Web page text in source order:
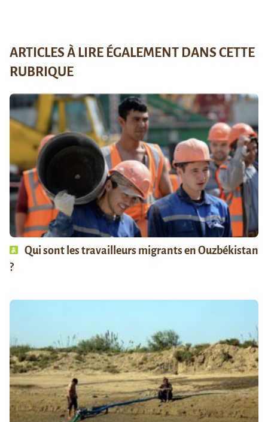
ARTICLES À LIRE ÉGALEMENT DANS CETTE
RUBRIQUE
Qui sont les travailleurs migrants en Ouzbékistan
?